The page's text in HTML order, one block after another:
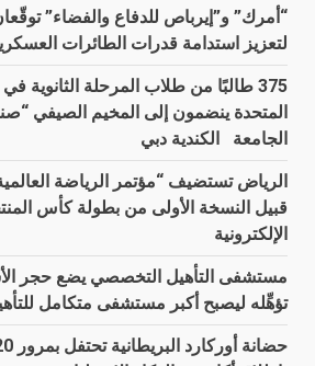
“أمرك” و”إيرباص للدفاع والفضاء”
لتعزيز استدامة قدرات الطائرات
375 طالبًا من طلاب المرحلة الثانوية
المتحدة ينضمون إلى المخيم الصيفي
الجامعة الكندية دبي
قبيل النسخة الأولى من بطولة كأس
الإلكترونية
مستشفى التأهيل التخصصي يضع حجر
تؤهِّله ليصبح أكبر مستشفى متكامل